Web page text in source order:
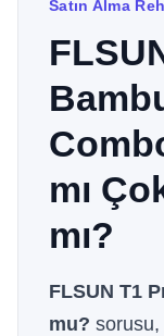
Satın Alma
mı
mı?
FLSUN T1
mu? sorusu,